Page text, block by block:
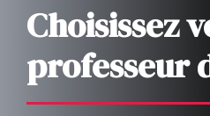
Choisissez
professeur